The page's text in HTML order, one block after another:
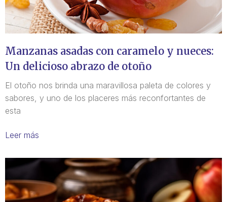
Manzanas asadas con caramelo y nueces:
Un delicioso abrazo de otoño
El otoño nos brinda una maravillosa paleta de colores y
sabores, y uno de los placeres más reconfortantes de
esta
Leer más